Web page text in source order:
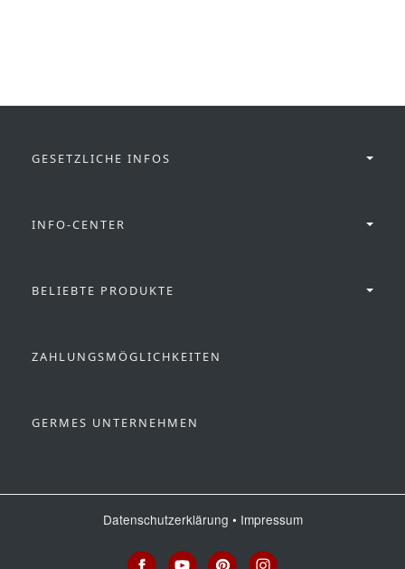
GESETZLICHE INFOS
INFO-CENTER
BELIEBTE PRODUKTE
ZAHLUNGSMÖGLICHKEITEN
GERMES UNTERNEHMEN
Datenschutzerklärung • Impressum